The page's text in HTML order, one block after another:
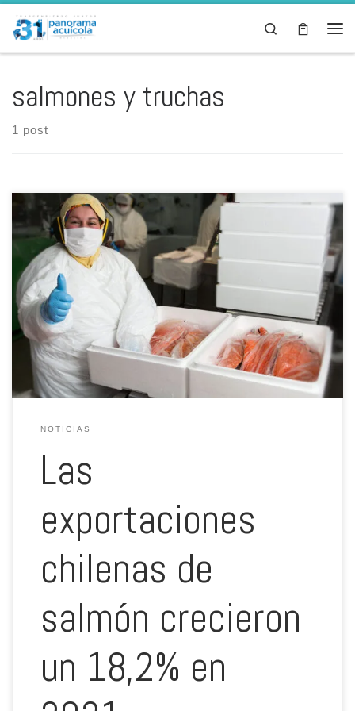
Skip to content
Search
salmones y truchas
1 post
El Consejo del Salmón de Chile (CDS) dio a conocer hace pocos días
su nuevo ‘Informe Trimestral de Exportaciones de Salmón’, que
corresponde al cuarto trimestre de 2021 y que muestra que los
envíos de salmones y truchas alcanzaron los USD 5.180 millones, lo
que representa un crecimiento de 18,2% […]
NOTICIAS
Las
exportaciones
chilenas de
salmón crecieron
un 18,2% en